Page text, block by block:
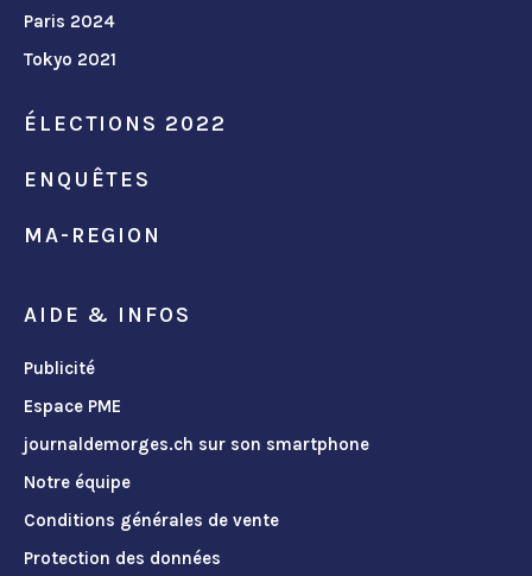
Paris 2024
Tokyo 2021
ÉLECTIONS 2022
ENQUÊTES
MA-REGION
AIDE & INFOS
Publicité
Espace PME
journaldemorges.ch sur son smartphone
Notre équipe
Conditions générales de vente
Protection des données